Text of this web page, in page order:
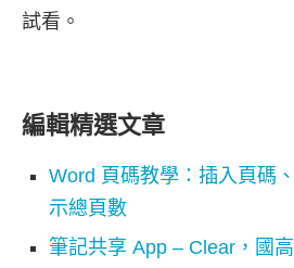
試看。
編輯精選文章
Word 頁碼教學：插入頁碼
示總頁數
筆記共享 App – Clear，國